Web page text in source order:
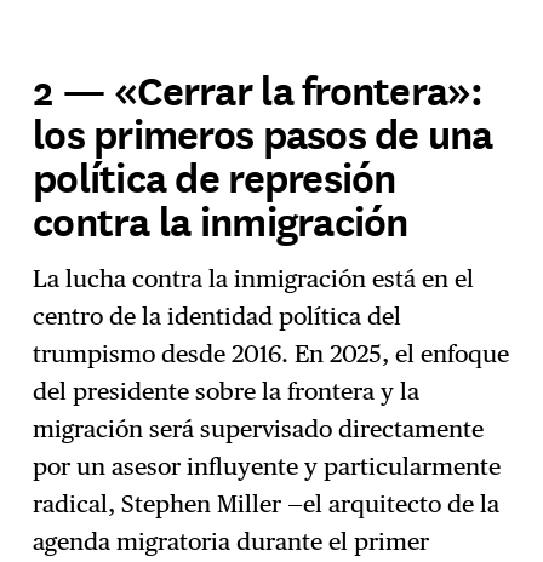
2 — «Cerrar la frontera»:
los primeros pasos de una
política de represión
contra la inmigración
La lucha contra la inmigración está en el
centro de la identidad política del
trumpismo desde 2016. En 2025, el enfoque
del presidente sobre la frontera y la
migración será supervisado directamente
por un asesor influyente y particularmente
radical, Stephen Miller —el arquitecto de la
agenda migratoria durante el primer